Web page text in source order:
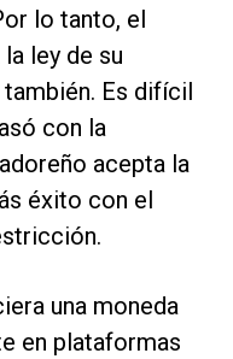
lo tanto, el
ley de su
Es difícil
con la
acepta la
éxito con el
una moneda
en plataformas